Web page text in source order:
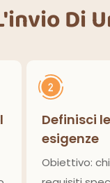
Di
Definisci
esigenze
Obiettivo: